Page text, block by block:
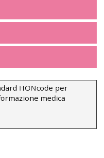
HONcode per
medica